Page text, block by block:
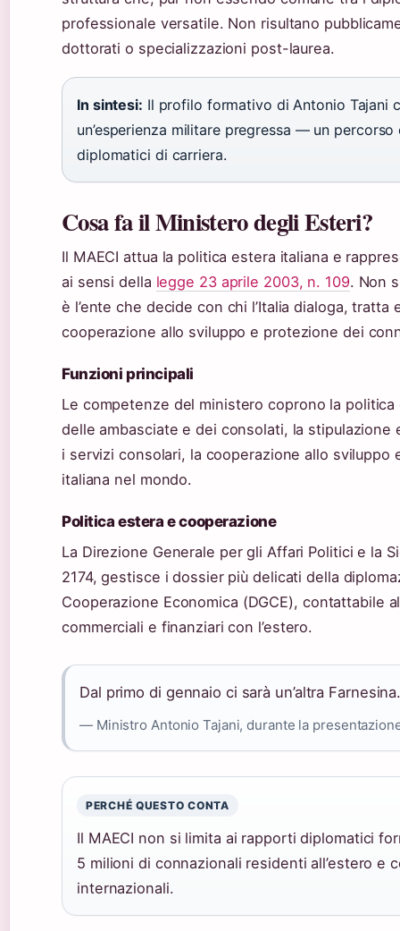
professionale versatile. Non risultano
dottorati o specializzazioni post-laurea.
In sintesi: Il profilo formativo di Antonio Tajani
un’esperienza militare pregressa — un
diplomatici di carriera.
Cosa fa il Ministero degli Esteri?
Il MAECI attua la politica estera italiana e
ai sensi della legge 23 aprile 2003, n. 109. Non
è l’ente che decide con chi l’Italia dialoga,
cooperazione allo sviluppo e protezione dei
Funzioni principali
Le competenze del ministero coprono la
delle ambasciate e dei consolati, la
i servizi consolari, la cooperazione allo
italiana nel mondo.
Politica estera e cooperazione
La Direzione Generale per gli Affari Politici e la
2174, gestisce i dossier più delicati della
Cooperazione Economica (DGCE), contattabile
commerciali e finanziari con l’estero.
Dal primo di gennaio ci sarà un’altra
— Ministro Antonio Tajani, durante la
PERCHÉ QUESTO CONTA
Il MAECI non si limita ai rapporti diplomatici
5 milioni di connazionali residenti all’estero e
internazionali.